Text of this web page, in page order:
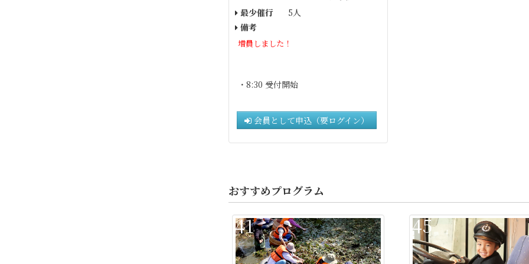
最少催行
5人
備考
増員しました！
・8:30 受付開始
会員として申込（要ログイン）
おすすめプログラム
41 45